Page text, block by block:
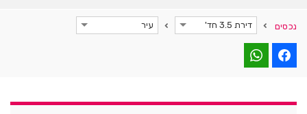
נכסים דירת 3.5 חד' עיר